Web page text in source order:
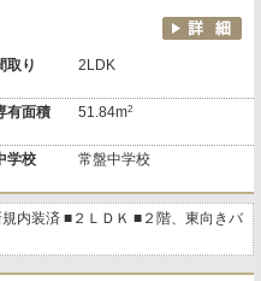
取り 2LDK
有面積 51.84m2
学校 常盤中学校
内装済 ■２ＬＤＫ ■２階、東向きバ